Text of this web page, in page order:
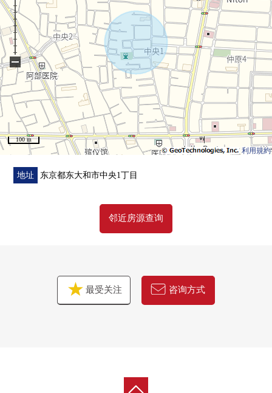
▼设备
・餐具冲洗烘干机
・净水器
・浴室暖气换气干燥机
・有监视器的内部对讲机
・智能快递柜
■ 在找想要的家方面给予帮助的━━━━━・・・
房源的详细、需讨论是如有意向，请跟我们联系。
利用規約
100 m
−
地址 东京都东大和市中央1丁目
邻近房源查询
最受关注 咨询方式